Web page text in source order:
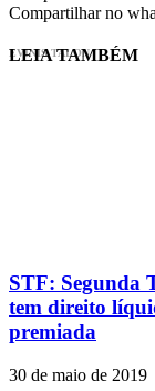
Compartilhar no
EVINIS TALON
LEIA TAMBÉM
STF: Segunda
tem direito
premiada
30 de maio de 2019